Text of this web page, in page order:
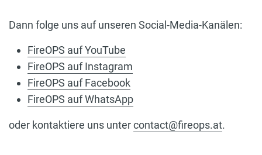
Dann folge uns auf unseren Social-Media-Kanälen:
FireOPS auf YouTube
FireOPS auf Instagram
FireOPS auf Facebook
FireOPS auf WhatsApp
oder kontaktiere uns untercontact@fireops.at.